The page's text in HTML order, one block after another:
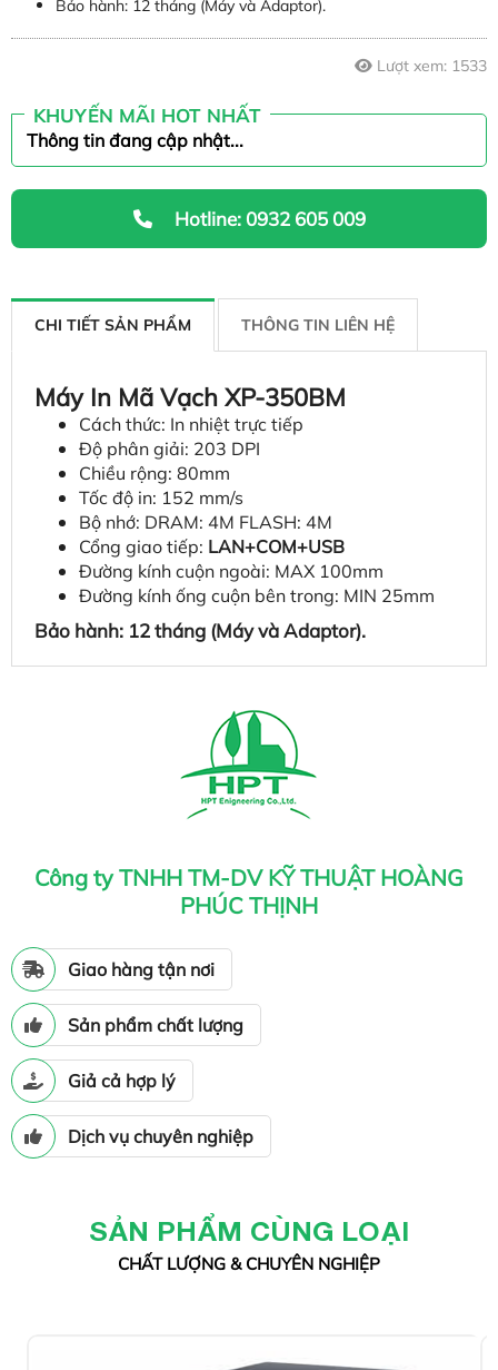
Bảo hành: 12 tháng (Máy và Adaptor).
Lượt xem: 1533
KHUYẾN MÃI HOT NHẤT
Thông tin đang cập nhật...
Hotline: 0932 605 009
CHI TIẾT SẢN PHẨM THÔNG TIN LIÊN HỆ
Máy In Mã Vạch XP-350BM
Cách thức: In nhiệt trực tiếp
Độ phân giải: 203 DPI
Chiều rộng: 80mm
Tốc độ in: 152 mm/s
Bộ nhớ: DRAM: 4M FLASH: 4M
Cổng giao tiếp: LAN+COM+USB
Đường kính cuộn ngoài: MAX 100mm
Đường kính ống cuộn bên trong: MIN 25mm
Bảo hành: 12 tháng (Máy và Adaptor).
Công ty TNHH TM-DV KỸ THUẬT HOÀNG
PHÚC THỊNH
Giao hàng tận nơi
Sản phẩm chất lượng
Giả cả hợp lý
Dịch vụ chuyên nghiệp
SẢN PHẨM CÙNG LOẠI
CHẤT LƯỢNG & CHUYÊN NGHIỆP